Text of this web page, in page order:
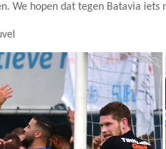
We hopen dat tegen Batavia